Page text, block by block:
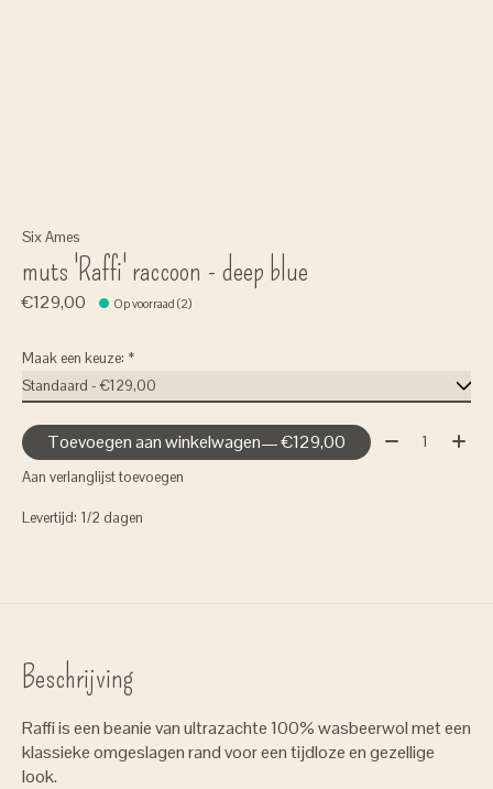
Six Ames
muts 'Raffi' raccoon - deep blue
€129,00 Op voorraad (2)
Maak een keuze: *
Toevoegen aan winkelwagen — €129,00 Aantal:
Aan verlanglijst toevoegen
Levertijd: 1/2 dagen
Beschrijving
Raffi is een beanie van ultrazachte 100% wasbeerwol met een
klassieke omgeslagen rand voor een tijdloze en gezellige
look.